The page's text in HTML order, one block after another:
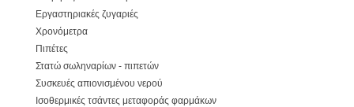
Εργαστηριακές ζυγαριές
Χρονόμετρα
Πιπέτες
Στατώ σωληναρίων - πιπετών
Συσκευές απιονισμένου νερού
Ισοθερμικές τσάντες μεταφοράς φαρμάκων